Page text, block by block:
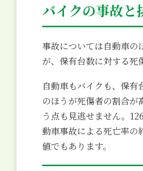
バイクの事故と
事故については自動車の
が、保有台数に対する死
自動車もバイクも、保
のほうが死傷者の割合
う点も見逃せません。
動車事故による死亡率の
値でもあります。